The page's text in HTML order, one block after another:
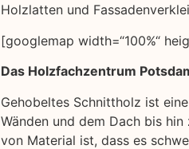
Holzlatten und
[googlemap width=“100%“
Das Holzfachzentrum
Gehobeltes Schnittholz ist
Wänden und dem Dach bis
von Material ist, dass es